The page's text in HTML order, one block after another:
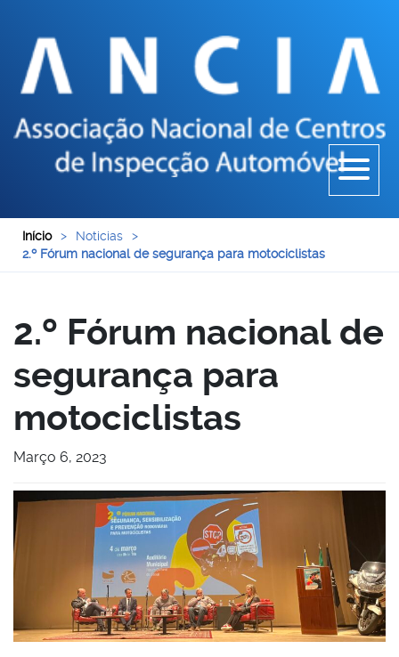
Início > Noticias
>
2.º Fórum nacional de segurança para motociclistas
2.º Fórum nacional de
segurança para
motociclistas
Março 6, 2023